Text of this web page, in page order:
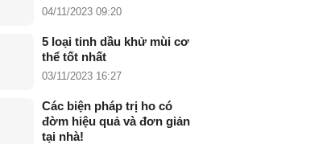
04/11/2023 09:20
5 loại tinh dầu khử mùi cơ
thể tốt nhất
03/11/2023 16:27
Các biện pháp trị ho có
đờm hiệu quả và đơn giản
tại nhà!